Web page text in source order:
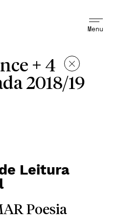
Menu
+ 4
2018/19
Leitura
Poesia